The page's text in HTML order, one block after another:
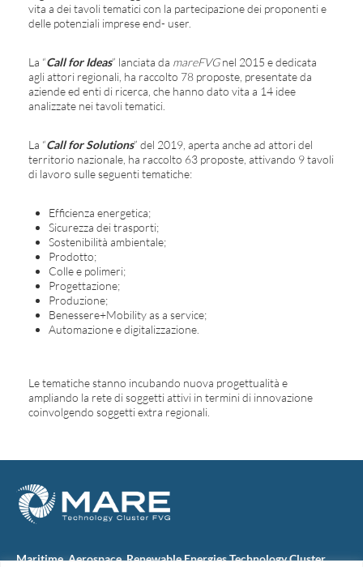
vita a dei tavoli tematici con la partecipazione dei proponenti e
delle potenziali imprese end- user.
La “Call for Ideas” lanciata da mareFVGnel 2015 e dedicata
agli attori regionali, ha raccolto 78 proposte, presentate da
aziende ed enti di ricerca, che hanno dato vita a 14 idee
analizzate nei tavoli tematici.
La “Call for Solutions” del 2019, aperta anche ad attori del
territorio nazionale, ha raccolto 63 proposte, attivando 9 tavoli
di lavoro sulle seguenti tematiche:
Efficienza energetica;
Sicurezza dei trasporti;
Sostenibilità ambientale;
Prodotto;
Colle e polimeri;
Progettazione;
Produzione;
Benessere+Mobility as a service;
Automazione e digitalizzazione.
Le tematiche stanno incubando nuova progettualità e
ampliando la rete di soggetti attivi in termini di innovazione
coinvolgendo soggetti extra regionali.
Maritime, Aerospace, Renewable Energies Technology Cluster